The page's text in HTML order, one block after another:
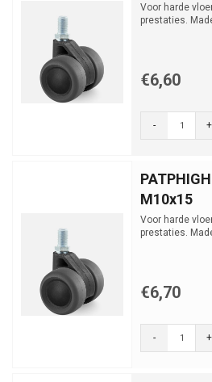
Voor harde
prestaties.
€6,60
- +
M10x15
Voor harde
prestaties.
€6,70
- +